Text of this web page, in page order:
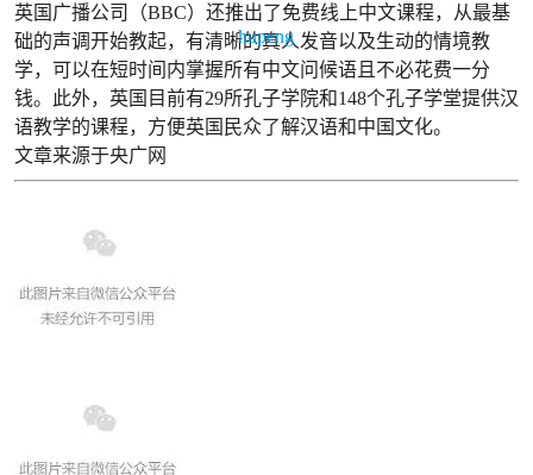
hupeng
英国广播公司（BBC）还推出了免费线上中文课程，从最基
础的声调开始教起，有清晰的真人发音以及生动的情境教
学，可以在短时间内掌握所有中文问候语且不必花费一分
钱。此外，英国目前有29所孔子学院和148个孔子学堂提供汉
语教学的课程，方便英国民众了解汉语和中国文化。
文章来源于央广网